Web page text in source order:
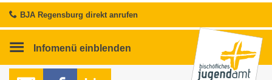
BJA Regensburg direkt anrufen
Infomenü einblenden